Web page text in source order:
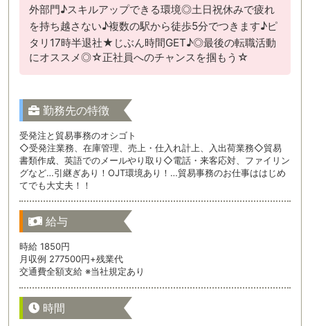
外部門♪スキルアップできる環境◎土日祝休みで疲れ
を持ち越さない♪複数の駅から徒歩5分でつきます♪ピ
タリ17時半退社★じぶん時間GET♪◎最後の転職活動
にオススメ◎☆正社員へのチャンスを掴もう☆
勤務先の特徴
受発注と貿易事務のオシゴト
◇受発注業務、在庫管理、売上・仕入れ計上、入出荷業務◇貿易
書類作成、英語でのメールやり取り◇電話・来客応対、ファイリン
グなど…引継ぎあり！OJT環境あり！…貿易事務のお仕事ははじめ
てでも大丈夫！！
給与
時給 1850円
月収例 277500円+残業代
交通費全額支給 ※当社規定あり
時間